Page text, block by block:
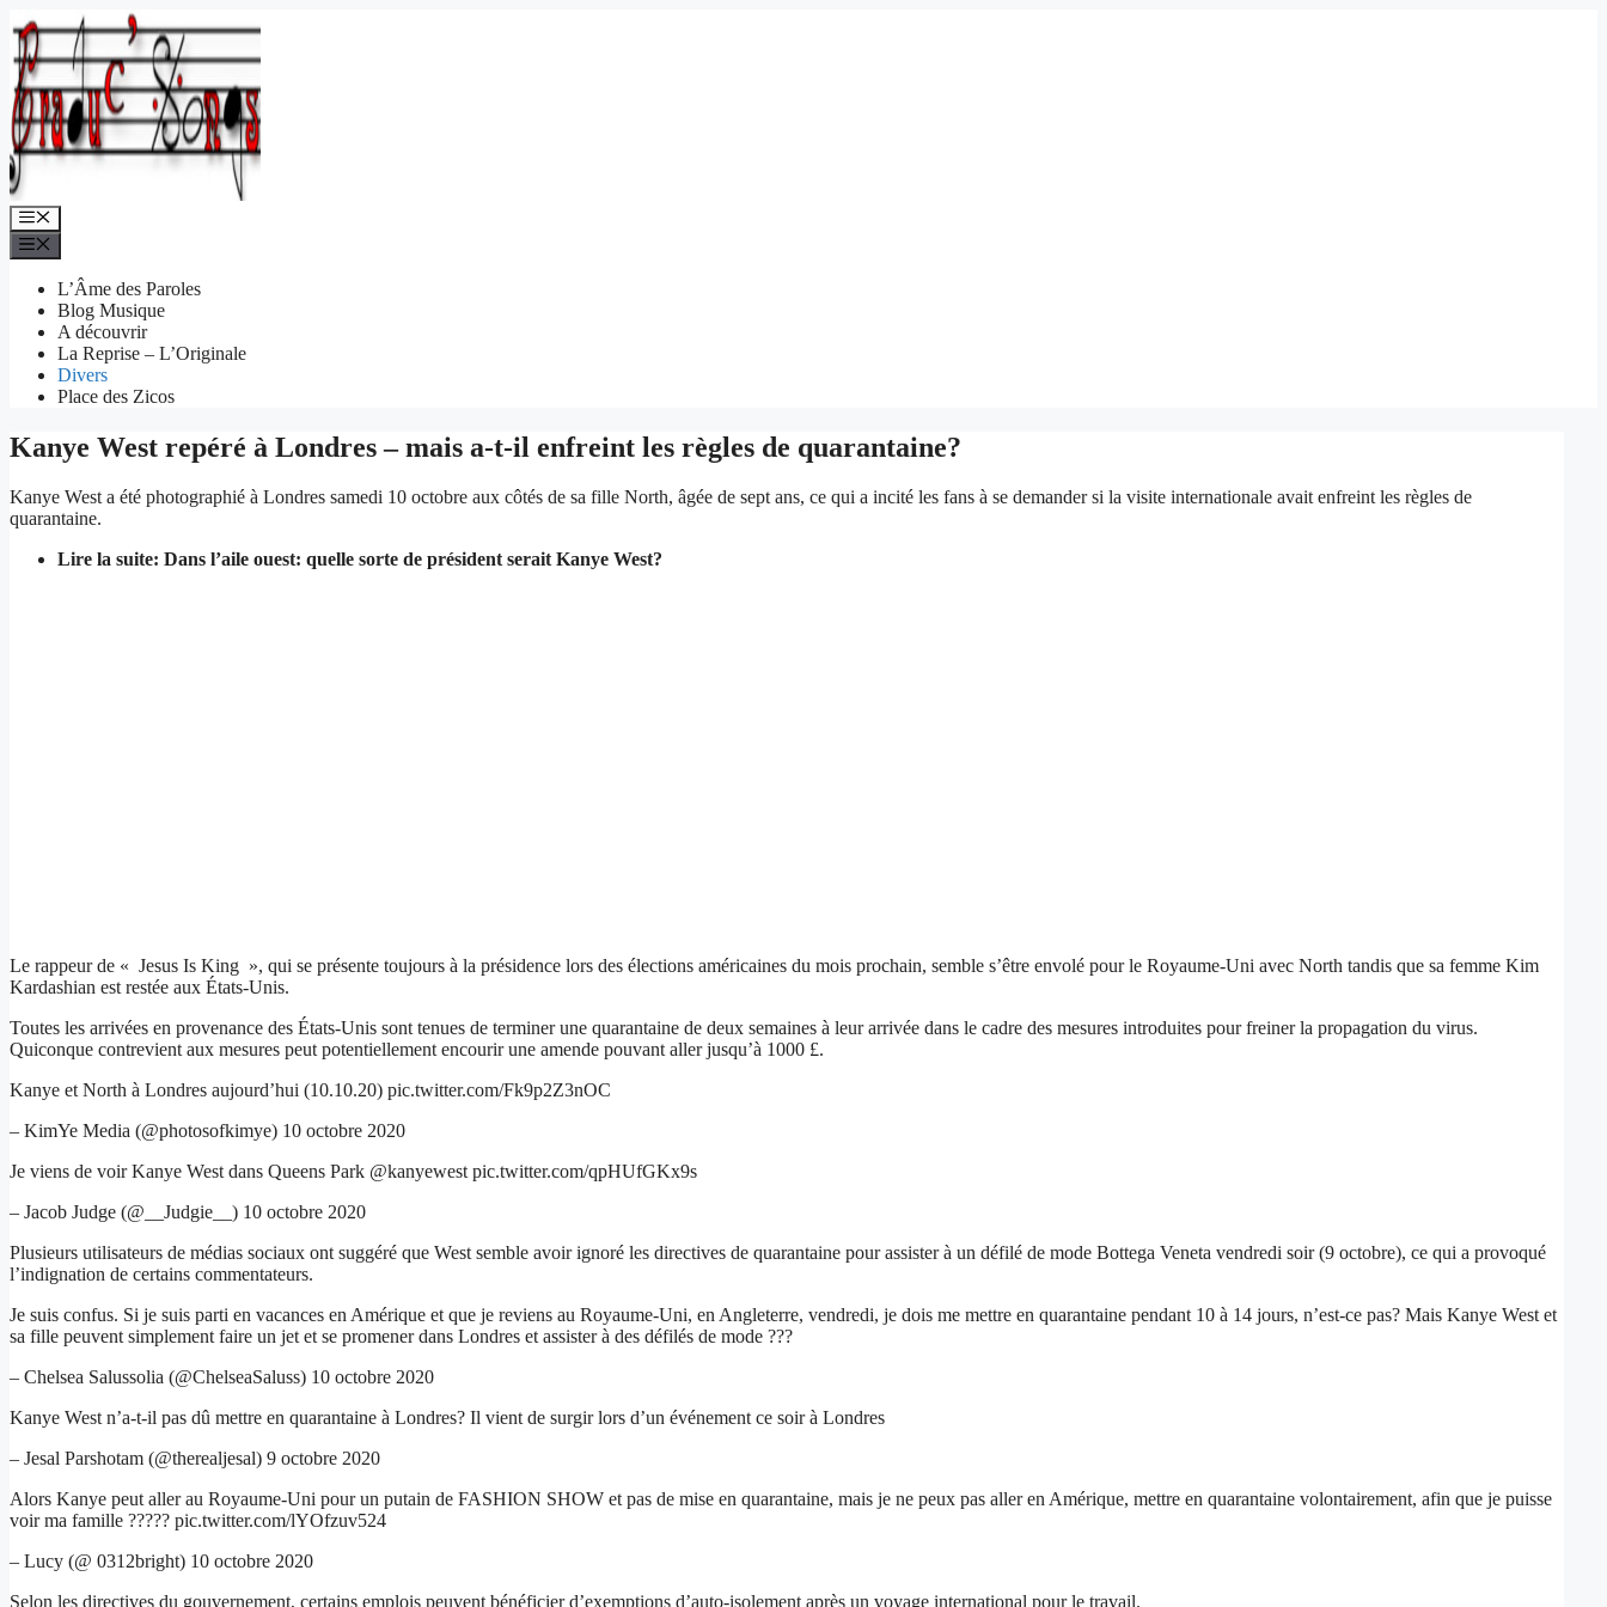
Aller
au
contenu
Menu
L’Âme des Paroles
Blog Musique
A découvrir
La Reprise – L’Originale
Divers
Place des Zicos
Kanye West repéré à Londres – mais a-t-il enfreint les règles de quarantaine?
Kanye West a été photographié à Londres samedi 10 octobre aux côtés de sa fille North, âgée de sept ans, ce qui a incité les fans à se demander si la visite internationale avait enfreint les règles de
quarantaine.
Lire la suite: Dans l’aile ouest: quelle sorte de président serait Kanye West?
Le rappeur de « Jesus Is King », qui se présente toujours à la présidence lors des élections américaines du mois prochain, semble s’être envolé pour le Royaume-Uni avec North tandis que sa femme Kim
Kardashian est restée aux États-Unis.
Toutes les arrivées en provenance des États-Unis sont tenues de terminer une quarantaine de deux semaines à leur arrivée dans le cadre des mesures introduites pour freiner la propagation du virus.
Quiconque contrevient aux mesures peut potentiellement encourir une amende pouvant aller jusqu’à 1000 £.
Kanye et North à Londres aujourd’hui (10.10.20) pic.twitter.com/Fk9p2Z3nOC
– KimYe Media (@photosofkimye) 10 octobre 2020
Je viens de voir Kanye West dans Queens Park @kanyewest pic.twitter.com/qpHUfGKx9s
– Jacob Judge (@__Judgie__) 10 octobre 2020
Plusieurs utilisateurs de médias sociaux ont suggéré que West semble avoir ignoré les directives de quarantaine pour assister à un défilé de mode Bottega Veneta vendredi soir (9 octobre), ce qui a provoqué
l’indignation de certains commentateurs.
Je suis confus. Si je suis parti en vacances en Amérique et que je reviens au Royaume-Uni, en Angleterre, vendredi, je dois me mettre en quarantaine pendant 10 à 14 jours, n’est-ce pas? Mais Kanye West et
sa fille peuvent simplement faire un jet et se promener dans Londres et assister à des défilés de mode ???
– Chelsea Salussolia (@ChelseaSaluss) 10 octobre 2020
Kanye West n’a-t-il pas dû mettre en quarantaine à Londres? Il vient de surgir lors d’un événement ce soir à Londres
– Jesal Parshotam (@therealjesal) 9 octobre 2020
Alors Kanye peut aller au Royaume-Uni pour un putain de FASHION SHOW et pas de mise en quarantaine, mais je ne peux pas aller en Amérique, mettre en quarantaine volontairement, afin que je puisse
voir ma famille ????? pic.twitter.com/lYOfzuv524
– Lucy (@ 0312bright) 10 octobre 2020
Selon les directives du gouvernement, certains emplois peuvent bénéficier d’exemptions d’auto-isolement après un voyage international pour le travail.